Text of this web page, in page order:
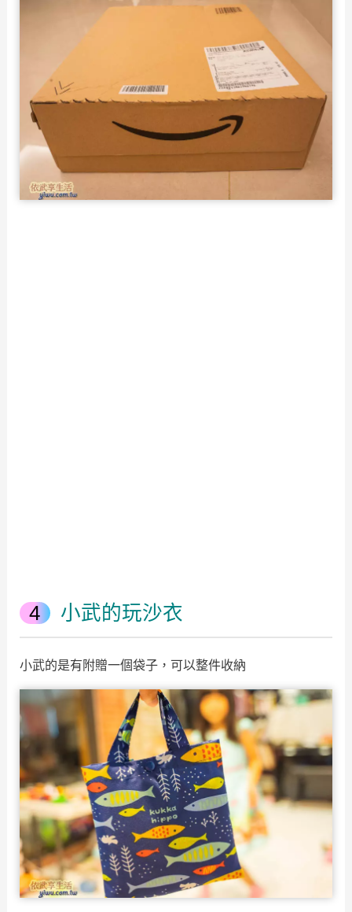
小武的玩沙衣
小武的是有附贈一個袋子，可以整件收納